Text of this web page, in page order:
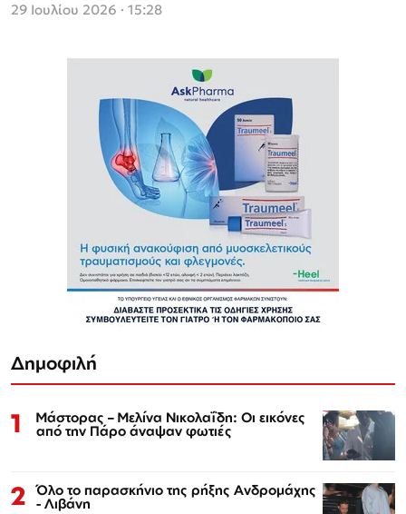
29 Ιουλίου 2026 · 15:28
Δημοφιλή
1 Μάστορας – Μελίνα Νικολαΐδη: Οι εικόνες
από την Πάρο άναψαν φωτιές
2 Όλο το παρασκήνιο της ρήξης Ανδρομάχης
- Λιβάνη